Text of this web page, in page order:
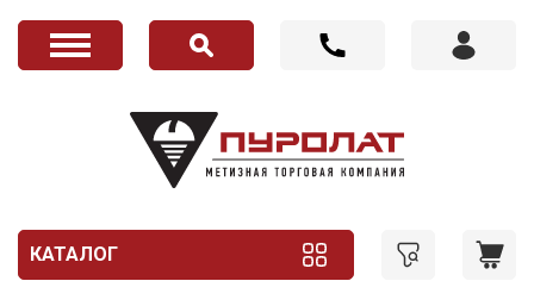
КАТАЛОГ